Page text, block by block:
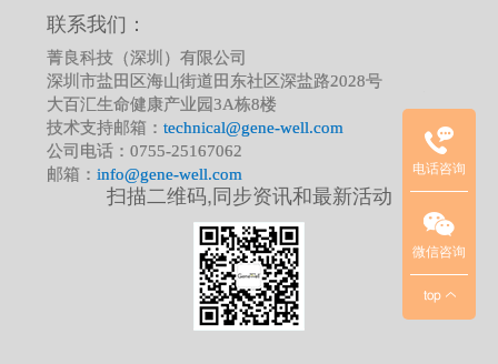
电话咨询
微信咨询
top
项
目
系
方
式
：
联系我们：
菁良科技（深圳）有限公司
深圳市盐田区海山街道田东社区深盐路2028号
大百汇生命健康产业园3A栋8楼
技术支持邮箱： technical@gene-well.com
公司电话：0755-25167062
邮箱： info@gene-well.com
扫描二维码,同步资讯和最新活动